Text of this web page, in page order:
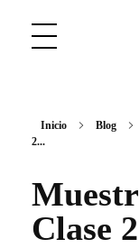
Inicio Blog
2...
Clase